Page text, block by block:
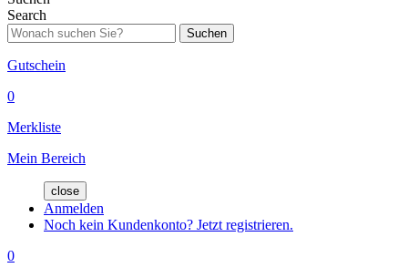
Search
Suchen
Gutschein
0
Merkliste
Mein Bereich
close
Anmelden
Noch kein Kundenkonto? Jetzt registrieren.
0